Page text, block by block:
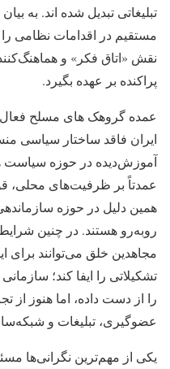
تبلیغاتی تبدیل شده اند. به
مستقیم در اقدامات نظامی
نقش «اتاق فکر» و
پراکنده بر عهده بگیرد.
عمده گروهک های مسلح
ایران فاقد ساختار سیاسی
آموزش‌دیده در حوزه سیاست
عمدتاً بر ظرفیت‌های محلی،
همین دلیل در حوزه
روبه‌رو هستند. در چنین
مجاهدین خلق می‌توانند
تشکیلاتی را ایفا کند؛
را از دست داده، اما هنوز از
عضوگیری، تبلیغات و
یکی از مهم‌ترین نگرانی‌ها